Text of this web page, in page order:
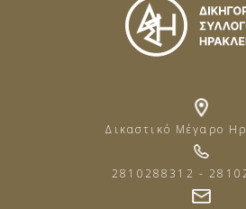
Δικαστικό Μέγαρο
2810288312 -